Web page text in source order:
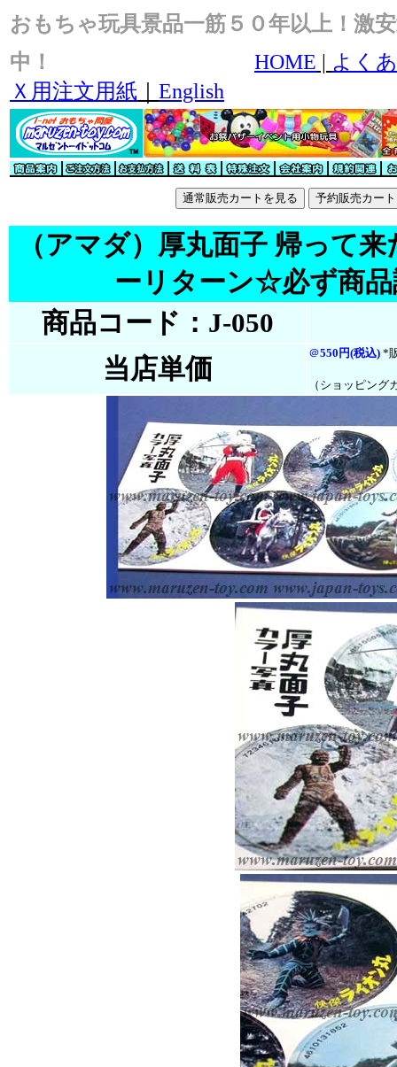
おもちゃ玩具景品一筋５０年以上！激
中！
HOME | よく
Ｘ用注文用紙
English
（アマダ）厚丸面子 帰って
ーリターン☆必ず商
商品コード：J-050
当店単価
＠550円(税込) *
（ショッピン